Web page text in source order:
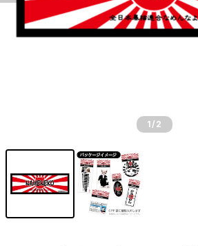
1 /2